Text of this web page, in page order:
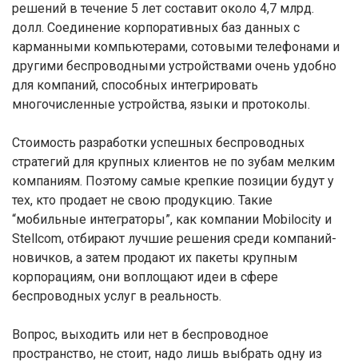
решений в течение 5 лет составит около 4,7 млрд.
долл. Соединение корпоративных баз данных с
карманными компьютерами, сотовыми телефонами и
другими беспроводными устройствами очень удобно
для компаний, способных интегрировать
многочисленные устройства, языки и протоколы.
Стоимость разработки успешных беспроводных
стратегий для крупных клиентов не по зубам мелким
компаниям. Поэтому самые крепкие позиции будут у
тех, кто продает не свою продукцию. Такие
“мобильные интеграторы”, как компании Mobilocity и
Stellcom, отбирают лучшие решения среди компаний-
новичков, а затем продают их пакеты крупным
корпорациям, они воплощают идеи в сфере
беспроводных услуг в реальность.
Вопрос, выходить или нет в беспроводное
пространство, не стоит, надо лишь выбрать одну из